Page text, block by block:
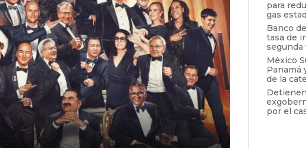
para
gas
Banco
tasa de
segunda
México
Panamá
de la
Detienen
por el